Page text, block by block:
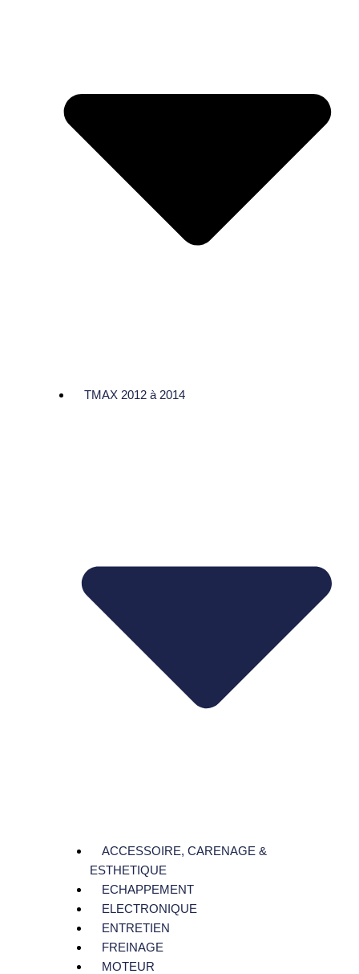
TMAX 2012 à 2014
ACCESSOIRE, CARENAGE &
ESTHETIQUE
ECHAPPEMENT
ELECTRONIQUE
ENTRETIEN
FREINAGE
MOTEUR